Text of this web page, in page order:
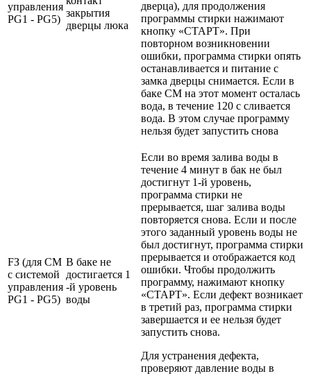
управления
PG1 - PG5)
закрытия
дверцы люка
дверца), для продолжения
программы стирки нажимают
кнопку «СТАРТ». При
повторном возникновении
ошибки, программа стирки опять
останавливается и питание с
замка дверцы снимается. Если в
баке СМ на этот момент осталась
вода, в течение 120 с сливается
вода. В этом случае программу
нельзя будет запустить снова
FЗ (для СМ
с системой
управления
PG1 - PG5)
В баке не
достигается 1
-й уровень
воды
Если во время залива воды в
течение 4 минут в бак не был
достигнут 1-й уровень,
программа стирки не
прерывается, шаг залива воды
повторяется снова. Если и после
этого заданный уровень воды не
был достигнут, программа стирки
прерывается и отображается код
ошибки. Чтобы продолжить
программу, нажимают кнопку
«СТАРТ». Если дефект возникает
в третий раз, программа стирки
завершается и ее нельзя будет
запустить снова.
Для устранения дефекта,
проверяют давление воды в